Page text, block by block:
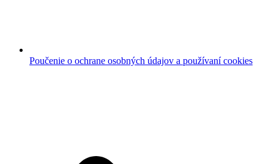
Poučenie o ochrane osobných údajov a používaní cookies